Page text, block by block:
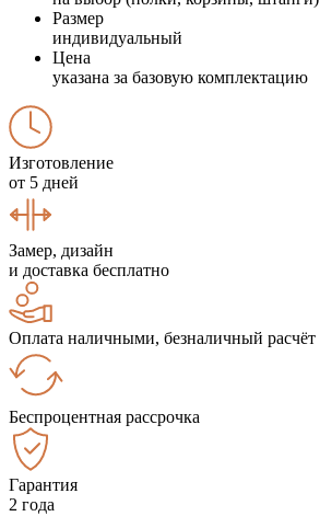
Размер
индивидуальный
Цена
указана за базовую комплектацию
Изготовление
от 5 дней
Замер, дизайн
и доставка бесплатно
Оплата наличными, безналичный расчёт
Беспроцентная рассрочка
Гарантия
2 года